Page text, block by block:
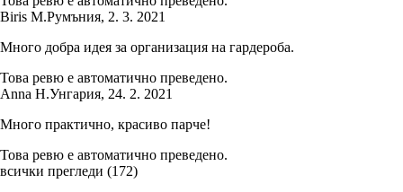
Biris M.Румъния, 2. 3. 2021
Много добра идея за организация на гардероба.
Това ревю е автоматично преведено.
Anna H.Унгария, 24. 2. 2021
Много практично, красиво парче!
Това ревю е автоматично преведено.
всички прегледи (172)